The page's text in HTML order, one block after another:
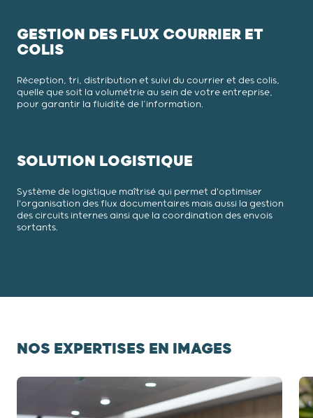
GESTION DES FLUX COURRIER ET
COLIS
Réception, tri, distribution et suivi du courrier et des colis,
quelle que soit la volumétrie au sein de votre entreprise,
pour garantir la fluidité de l’information.
SOLUTION LOGISTIQUE
Système de logistique maîtrisé qui permet d'optimiser
l'organisation des flux documentaires mais aussi la gestion
des circuits internes ainsi que la coordination des envois
sortants.
NOS EXPERTISES EN IMAGES
Diapositive 1 / 4